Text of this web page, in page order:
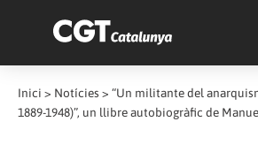
Inici > Notícies > “Un militante del
1889-1948)”, un llibre autobiogràfic de